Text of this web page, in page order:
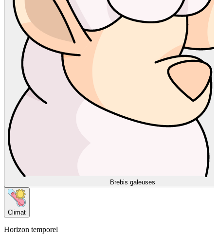
Brebis galeuses
Climat
Horizon temporel